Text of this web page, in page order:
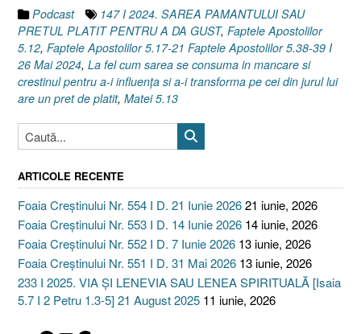
și
38-
39]
26
Mai
Podcast
147 I 2024. SAREA PAMANTULUI SAU
PRETUL PLATIT PENTRU A DA GUST, Faptele Apostolilor
5.12, Faptele Apostolilor 5.17-21 Faptele Apostolilor 5.38-39 I
26 Mai 2024, La fel cum sarea se consuma in mancare si
crestinul pentru a-i influența si a-i transforma pe cei din jurul lui
are un pret de platit, Matei 5.13
ARTICOLE RECENTE
Foaia Creștinului Nr. 554 I D. 21 Iunie 202621 iunie, 2026
Foaia Creștinului Nr. 553 I D. 14 Iunie 2026 14 iunie, 2026
Foaia Creștinului Nr. 552 I D. 7 Iunie 2026 13 iunie, 2026
Foaia Creștinului Nr. 551 I D. 31 Mai 2026 13 iunie, 2026
233 I 2025. VIA ȘI LENEVIA SAU LENEA SPIRITUALĂ [Isaia
5.7 I 2 Petru 1.3-5] 21 August 2025 11 iunie, 2026